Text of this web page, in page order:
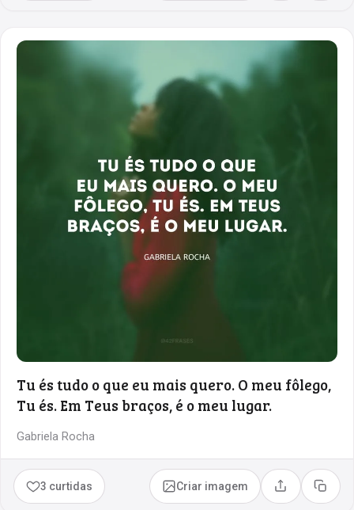
Tu és tudo o que eu mais quero. O meu fôlego,
Tu és. Em Teus braços, é o meu lugar.
Gabriela Rocha
3 curtidas Criar imagem Compartilhar
Copiar